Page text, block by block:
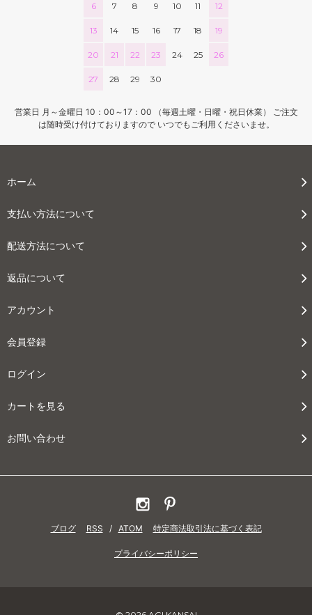
6 7 8 9 10 11 12
13 14 15 16 17 18 19
20 21 22 23 24 25 26
27 28 29 30
営業日 月～金曜日 10：00～17：00 （毎週土曜・日曜・祝日休業） ご注文
は随時受け付けておりますので いつでもご利用くださいませ。
ホーム
支払い方法について
配送方法について
返品について
アカウント
会員登録
ログイン
カートを見る
お問い合わせ
ブログ RSS / ATOM 特定商法取引法に基づく表記
プライバシーポリシー